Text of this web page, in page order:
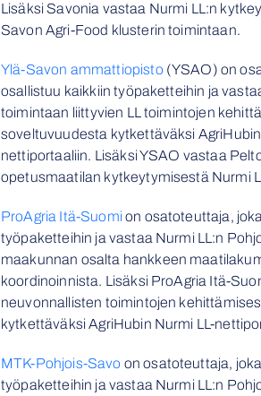
Lisäksi Savonia vastaa Nurmi LL:n
Savon Agri-Food klusterin toimintaan.
Ylä-Savon ammattiopisto (YSAO) on
osallistuu kaikkiin työpaketteihin ja
toimintaan liittyvien LL toimintojen
soveltuvuudesta kytkettäväksi
nettiportaaliin. Lisäksi YSAO vastaa
opetusmaatilan kytkeytymisestä Nurmi
ProAgria Itä-Suomi on osatoteuttaja,
työpaketteihin ja vastaa Nurmi LL:n
maakunnan osalta hankkeen
koordinoinnista. Lisäksi ProAgria Itä-
neuvonnallisten toimintojen
kytkettäväksi AgriHubin Nurmi LL-
MTK-Pohjois-Savo on osatoteuttaja,
työpaketteihin ja vastaa Nurmi LL:n